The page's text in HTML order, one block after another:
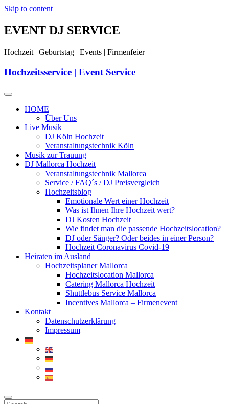
Skip to content
EVENT DJ SERVICE
Hochzeit | Geburtstag | Events | Firmenfeier
Hochzeitsservice | Event Service
HOME
Über Uns
Live Musik
DJ Köln Hochzeit
Veranstaltungstechnik Köln
Musik zur Trauung
DJ Mallorca Hochzeit
Veranstaltungstechnik Mallorca
Service / FAQ´s / DJ Preisvergleich
Hochzeitsblog
Emotionale Wert einer Hochzeit
Was ist Ihnen Ihre Hochzeit wert?
DJ Kosten Hochzeit
Wie findet man die passende Hochzeitslocation?
DJ oder Sänger? Oder beides in einer Person?
Hochzeit Coronavirus Covid-19
Heiraten im Ausland
Hochzeitsplaner Mallorca
Hochzeitslocation Mallorca
Catering Mallorca Hochzeit
Shuttlebus Service Mallorca
Incentives Mallorca – Firmenevent
Kontakt
Datenschutzerklärung
Impressum